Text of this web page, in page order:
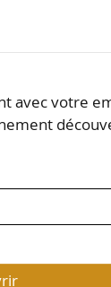
avec votre